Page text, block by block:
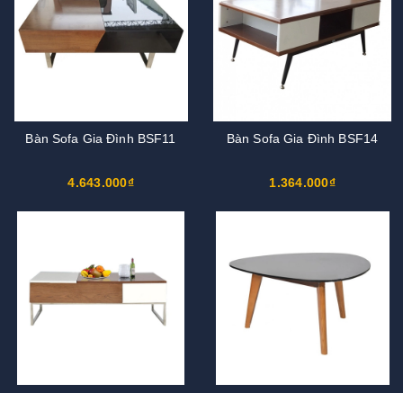
Bàn Sofa Gia Đình BSF11
4.643.000₫
Bàn Sofa Gia Đình BSF14
1.364.000₫